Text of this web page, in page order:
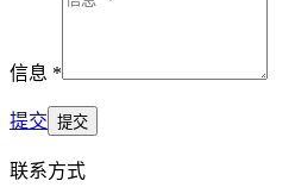
信息 *
提交
联系方式